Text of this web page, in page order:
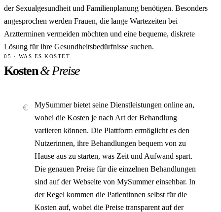
der Sexualgesundheit und Familienplanung benötigen. Besonders
angesprochen werden Frauen, die lange Wartezeiten bei
Arztterminen vermeiden möchten und eine bequeme, diskrete
Lösung für ihre Gesundheitsbedürfnisse suchen.
05 · WAS ES KOSTET
Kosten& Preise
MySummer bietet seine Dienstleistungen online an,
wobei die Kosten je nach Art der Behandlung
variieren können. Die Plattform ermöglicht es den
Nutzerinnen, ihre Behandlungen bequem von zu
Hause aus zu starten, was Zeit und Aufwand spart.
Die genauen Preise für die einzelnen Behandlungen
sind auf der Webseite von MySummer einsehbar. In
der Regel kommen die Patientinnen selbst für die
Kosten auf, wobei die Preise transparent auf der